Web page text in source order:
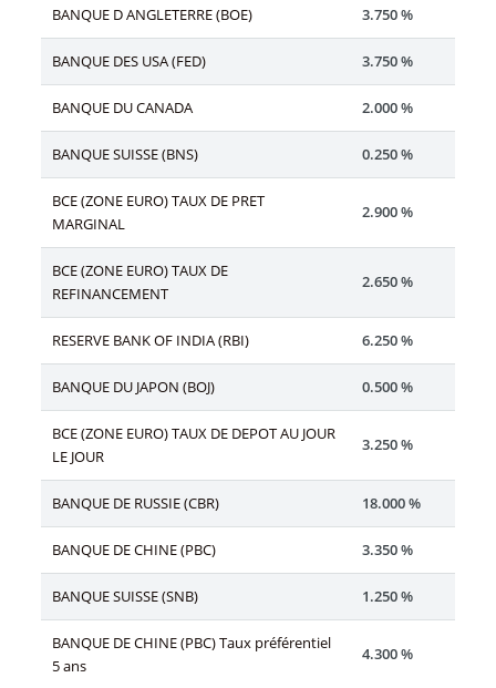
BANQUE D ANGLETERRE (BOE) 3.750 %
BANQUE DES USA (FED) 3.750 %
BANQUE DU CANADA 2.000 %
BANQUE SUISSE (BNS) 0.250 %
BCE (ZONE EURO) TAUX DE PRET
MARGINAL
2.900 %
BCE (ZONE EURO) TAUX DE
REFINANCEMENT
2.650 %
RESERVE BANK OF INDIA (RBI) 6.250 %
BANQUE DU JAPON (BOJ) 0.500 %
BCE (ZONE EURO) TAUX DE DEPOT AU JOUR
LE JOUR
3.250 %
BANQUE DE RUSSIE (CBR) 18.000 %
BANQUE DE CHINE (PBC) 3.350 %
BANQUE SUISSE (SNB) 1.250 %
BANQUE DE CHINE (PBC) Taux préférentiel
5 ans
4.300 %